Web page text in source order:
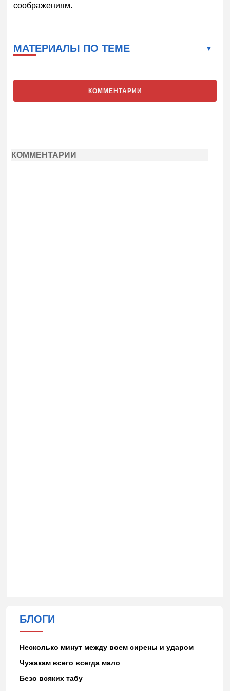
соображениям.
МАТЕРИАЛЫ ПО ТЕМЕ
КОММЕНТАРИИ
КОММЕНТАРИИ
БЛОГИ
Несколько минут между воем сирены и ударом
Чужакам всего всегда мало
Безо всяких табу